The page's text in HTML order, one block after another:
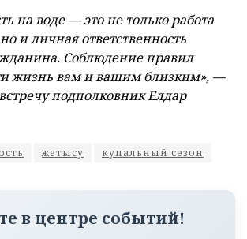
на воде — это не только работа
и личная ответственность
Соблюдение правил
жизнь вам и вашим близким», —
подполковник Елдар
жетысу купальный сезон
в центре событий!